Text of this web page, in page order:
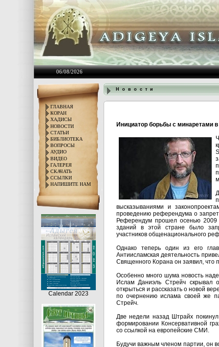
06/08/2026
ГЛАВНАЯ
КОРАН
ХАДИСЫ
НОВОСТИ
СТАТЬИ
БИБЛИОТЕКА
ВОПРОСЫ
АУДИО
ВИДЕО
ГАЛЕРЕЯ
СКАЧАТЬ
ССЫЛКИ
НАПИШИТЕ НАМ
Calendar 2023
Н о в о с т и
Инициатор борьбы с минаретами
высказываниями и
проведению референдума о
Референдум прошел осенью 2009
зданий в этой стране было
участников общенационального
Однако теперь один из его
Антиисламская деятельность
Священного Корана он заявил, что
Особенно много шума новость
Ислам Даниэль Стрейч скрывал
открыться и рассказать о новой
по очернению ислама своей же
Стрейч.
Две недели назад Штрайх
формировании Консервативной
со ссылкой на европейские СМИ.
Будучи важным членом партии, он